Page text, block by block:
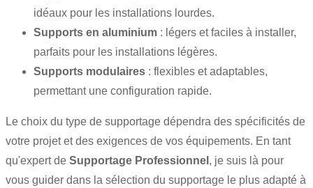
idéaux pour les installations lourdes.
Supports en aluminium : légers et faciles à installer,
parfaits pour les installations légères.
Supports modulaires : flexibles et adaptables,
permettant une configuration rapide.
Le choix du type de supportage dépendra des spécificités de
votre projet et des exigences de vos équipements. En tant
qu'expert de Supportage Professionnel , je suis là pour
vous guider dans la sélection du supportage le plus adapté à